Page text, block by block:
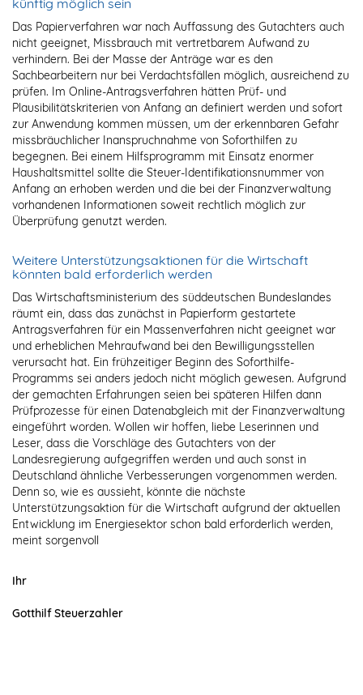
Das Papierverfahren war nach Auffassung des Gutachters auch
nicht geeignet, Missbrauch mit vertretbarem Aufwand zu
verhindern. Bei der Masse der Anträge war es den
Sachbearbeitern nur bei Verdachtsfällen möglich, ausreichend zu
prüfen. Im Online-Antragsverfahren hätten Prüf- und
Plausibilitätskriterien von Anfang an definiert werden und sofort
zur Anwendung kommen müssen, um der erkennbaren Gefahr
missbräuchlicher Inanspruchnahme von Soforthilfen zu
begegnen. Bei einem Hilfsprogramm mit Einsatz enormer
Haushaltsmittel sollte die Steuer-Identifikationsnummer von
Anfang an erhoben werden und die bei der Finanzverwaltung
vorhandenen Informationen soweit rechtlich möglich zur
Überprüfung genutzt werden.
Weitere Unterstützungsaktionen für die Wirtschaft
könnten bald erforderlich werden
Das Wirtschaftsministerium des süddeutschen Bundeslandes
räumt ein, dass das zunächst in Papierform gestartete
Antragsverfahren für ein Massenverfahren nicht geeignet war
und erheblichen Mehraufwand bei den Bewilligungsstellen
verursacht hat. Ein frühzeitiger Beginn des Soforthilfe-
Programms sei anders jedoch nicht möglich gewesen. Aufgrund
der gemachten Erfahrungen seien bei späteren Hilfen dann
Prüfprozesse für einen Datenabgleich mit der Finanzverwaltung
eingeführt worden. Wollen wir hoffen, liebe Leserinnen und
Leser, dass die Vorschläge des Gutachters von der
Landesregierung aufgegriffen werden und auch sonst in
Deutschland ähnliche Verbesserungen vorgenommen werden.
Denn so, wie es aussieht, könnte die nächste
Unterstützungsaktion für die Wirtschaft aufgrund der aktuellen
Entwicklung im Energiesektor schon bald erforderlich werden,
meint sorgenvoll
Ihr
Gotthilf Steuerzahler